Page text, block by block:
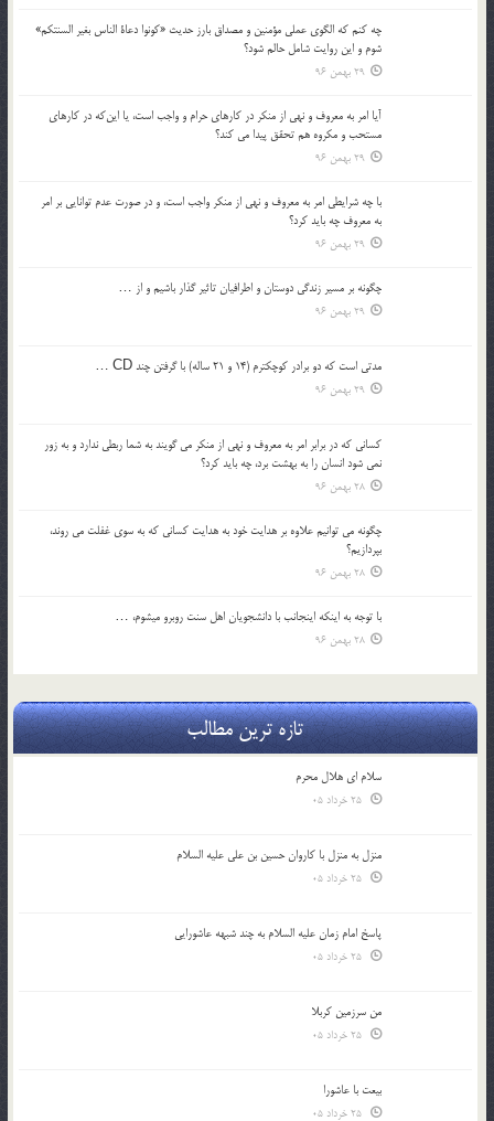
چه كنم كه الگوي عملي مؤمنين و مصداق بارز حديث «كونوا دعاة الناس بغير السنتكم»
شوم و اين روايت شامل حالم شود؟
29 بهمن 96
آيا امر به معروف و نهي از منكر در كارهاي حرام و واجب است، يا اين‌كه در كارهاي
مستحب و مكروه هم تحقق پيدا مي كند؟
29 بهمن 96
با چه شرايطي امر به معروف و نهي از منکر واجب است، و در صورت عدم توانايي بر امر
به معروف چه بايد کرد؟
29 بهمن 96
چگونه بر مسير زندگي دوستان و اطرافيان تاثير گذار باشيم و از …
29 بهمن 96
مدتي است كه دو برادر كوچكترم (14 و 21 ساله) با گرفتن چند CD …
29 بهمن 96
كساني كه در برابر امر به معروف و نهي از منكر مي گويند به شما ربطي ندارد و به زور
نمي شود انسان را به بهشت برد، چه بايد كرد؟
28 بهمن 96
چگونه مي توانيم علاوه بر هدايت خود به هدايت كساني كه به سوي غفلت مي روند،
بپردازيم؟
28 بهمن 96
با توجه به اينكه اينجانب با دانشجويان اهل سنت روبرو مي‎شوم، …
28 بهمن 96
تازه ترین مطالب
سلام ای هلال محرم
منزل به منزل با کاروان حسین بن علی علیه السلام
پاسخ امام زمان علیه السلام به چند شبهه عاشورایی
من سرزمین کربلا
بیعت با عاشورا